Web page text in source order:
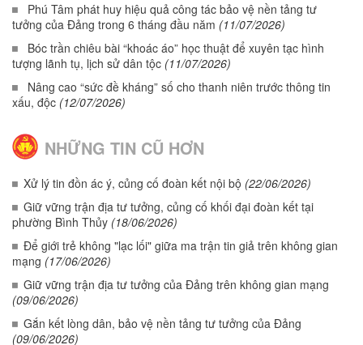
Phú Tâm phát huy hiệu quả công tác bảo vệ nền tảng tư
tưởng của Đảng trong 6 tháng đầu năm (11/07/2026)
Bóc trần chiêu bài “khoác áo” học thuật để xuyên tạc hình
tượng lãnh tụ, lịch sử dân tộc (11/07/2026)
Nâng cao “sức đề kháng” số cho thanh niên trước thông tin
xấu, độc (12/07/2026)
NHỮNG TIN CŨ HƠN
Xử lý tin đồn ác ý, củng cố đoàn kết nội bộ (22/06/2026)
Giữ vững trận địa tư tưởng, củng cố khối đại đoàn kết tại
phường Bình Thủy (18/06/2026)
Để giới trẻ không "lạc lối" giữa ma trận tin giả trên không gian
mạng (17/06/2026)
Giữ vững trận địa tư tưởng của Đảng trên không gian mạng
(09/06/2026)
Gắn kết lòng dân, bảo vệ nền tảng tư tưởng của Đảng
(09/06/2026)